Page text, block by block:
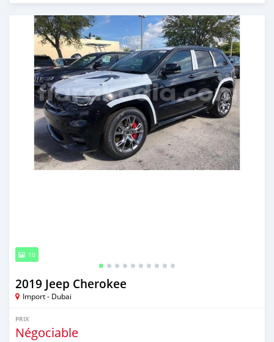
Publié il y a presque 6 ans
10
2019 Jeep Cherokee
Import - Dubai
PRIX
Négociable